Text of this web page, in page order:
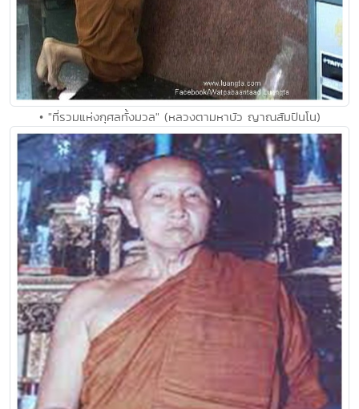
• "ที่รวมแห่งกุศลทั้งมวล" (หลวงตามหาบัว ญาณสัมปันโน)